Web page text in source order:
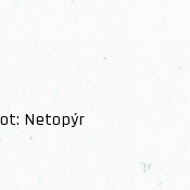
Netopýr